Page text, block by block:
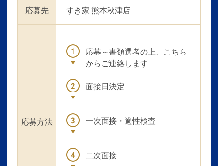
応募先 すき家 熊本秋津店
応募方法
応募～書類選考の上、こちら
からご連絡します
面接日決定
一次面接・適性検査
二次面接